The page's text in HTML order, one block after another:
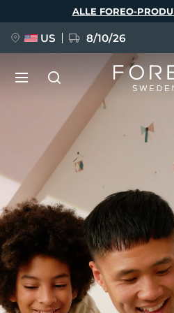
ALLE FOREO-
US 8/10/26
FAQ™ Pure Beauty-Tech
BREAKING NEWS
issa™ Teeth Whitening Set
Sprache
English Deutsch
Français
Italiano
Polski
Svenska
Türkçe
简体中文